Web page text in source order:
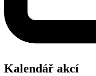
Kalendář akcí